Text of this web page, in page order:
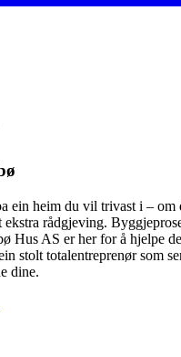
ein heim du vil trivast i – om
rådgjeving.
Hus AS er her for å hjelpe
stolt totalentreprenør som
dine.